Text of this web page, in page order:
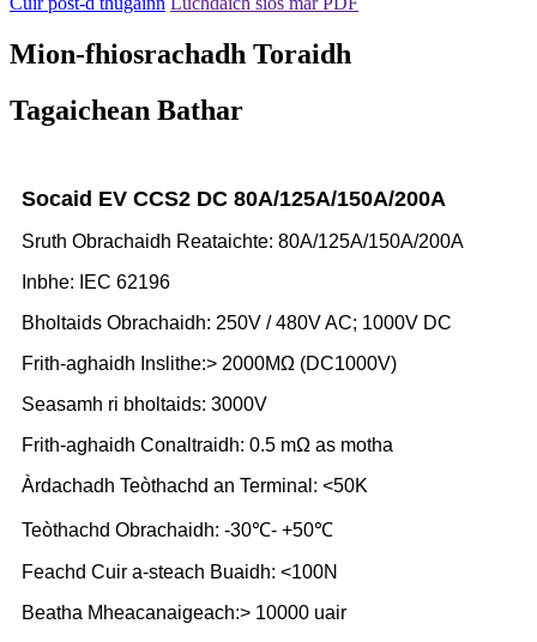
Mion-fhiosrachadh Toraidh
Tagaichean Bathar
Socaid EV CCS2 DC 80A/125A/150A/200A
Sruth Obrachaidh Reataichte: 80A/125A/150A/200A
Inbhe: IEC 62196
Bholtaids Obrachaidh: 250V / 480V AC; 1000V DC
Frith-aghaidh Inslithe:> 2000MΩ (DC1000V)
Seasamh ri bholtaids: 3000V
Frith-aghaidh Conaltraidh: 0.5 mΩ as motha
Àrdachadh Teòthachd an Terminal: <50K
Teòthachd Obrachaidh: -30℃- +50℃
Feachd Cuir a-steach Buaidh: <100N
Beatha Mheacanaigeach:> 10000 uair